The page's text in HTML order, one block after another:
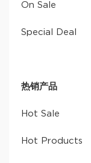
On Sale
Special Deal
热销产品
Hot Sale
Hot Products